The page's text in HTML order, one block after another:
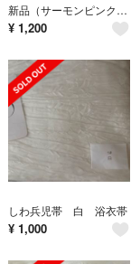
新品（サーモンピンク）しわ兵児帯 兵児帯
¥ 1,200
しわ兵児帯 白 浴衣帯
¥ 1,000